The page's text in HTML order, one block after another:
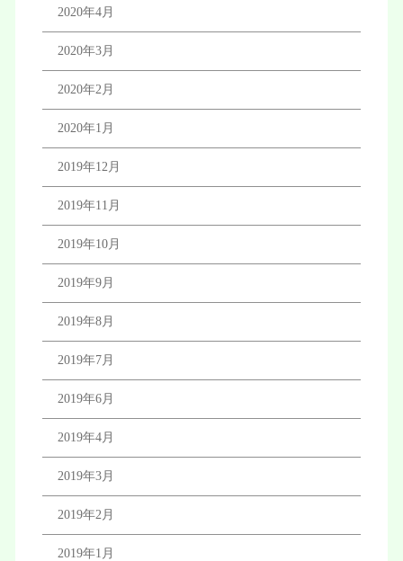
2020年4月
2020年3月
2020年2月
2020年1月
2019年12月
2019年11月
2019年10月
2019年9月
2019年8月
2019年7月
2019年6月
2019年4月
2019年3月
2019年2月
2019年1月